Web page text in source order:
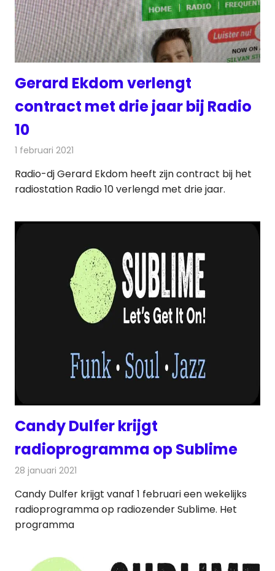
Gerard Ekdom verlengt
contract met drie jaar bij Radio
10
1 februari 2021
Radio-dj Gerard Ekdom heeft zijn contract bij het
radiostation Radio 10 verlengd met drie jaar.
Candy Dulfer krijgt
radioprogramma op Sublime
28 januari 2021
Candy Dulfer krijgt vanaf 1 februari een wekelijks
radioprogramma op radiozender Sublime. Het
programma